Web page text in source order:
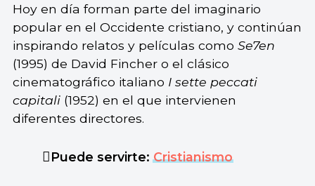
Hoy en día forman parte del imaginario
popular en el Occidente cristiano, y continúan
inspirando relatos y películas como Se7en
(1995) de David Fincher o el clásico
cinematográfico italiano I sette peccati
capitali (1952) en el que intervienen
diferentes directores.
Puede servirte:Cristianismo